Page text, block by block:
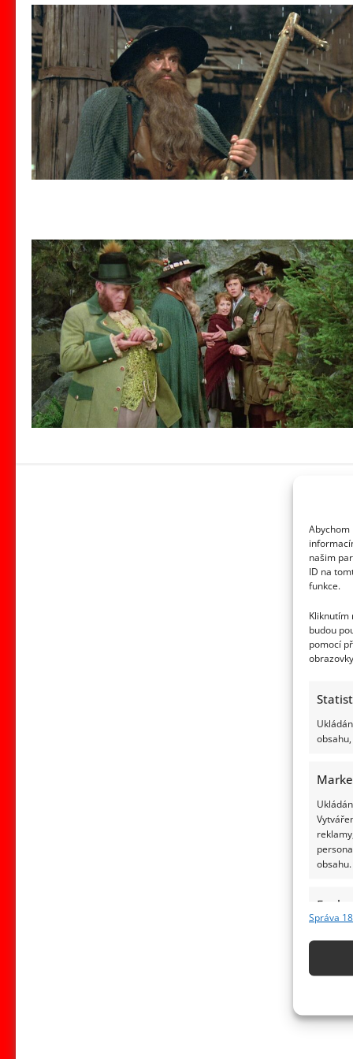
Abychom
našim
ID na
funkce.
Kliknutím
budou
pomocí
obsahu.
Funkce
Správa